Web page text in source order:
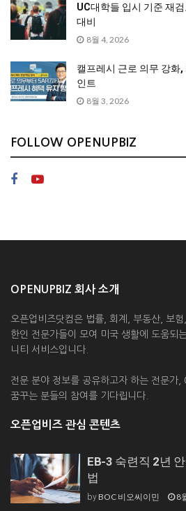
UC대학들 입시 기준 재
대비
8월 4, 2026
캘프레시 근로 의무 강화
인트
8월 3, 2026
FOLLOW OPENUPBIZ
OPENUPBIZ 회사 소개
오픈업비즈닷컴은 법률, 회계, 부동산, 보
한인 전문가들이 모여 미국 생활에 도움되
니티 서비스입니다.
전문 분야 정보를 공유하고자 하는 전문가
꿈꾸는 분들의 참여를 기다립니다.
오픈업비즈 관심 콘텐츠
EB-3 숙련직 2년
법
byBOC 비오씨이민 8